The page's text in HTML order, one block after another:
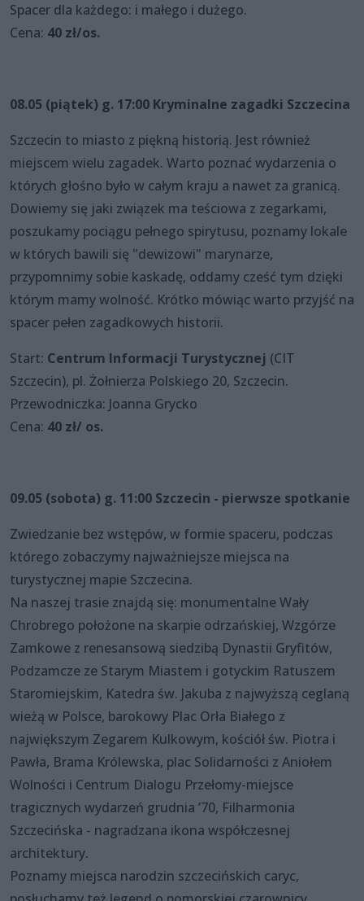
Spacer dla każdego: i małego i dużego.
Cena: 40 zł/os.
08.05 (piątek) g. 17:00 Kryminalne zagadki Szczecina
Szczecin to miasto z piękną historią. Jest również
miejscem wielu zagadek. Warto poznać wydarzenia o
których głośno było w całym kraju a nawet za granicą.
Dowiemy się jaki związek ma teściowa z zegarkami,
poszukamy pociągu pełnego spirytusu, poznamy lokale
w których bawili się "dewizowi" marynarze,
przypomnimy sobie kaskadę, oddamy cześć tym dzięki
którym mamy wolność. Krótko mówiąc warto przyjść na
spacer pełen zagadkowych historii.
Start: Centrum Informacji Turystycznej (CIT
Szczecin), pl. Żołnierza Polskiego 20, Szczecin.
Przewodniczka: Joanna Grycko
Cena: 40 zł/ os.
09.05 (sobota) g. 11:00 Szczecin - pierwsze spotkanie
Zwiedzanie bez wstępów, w formie spaceru, podczas
którego zobaczymy najważniejsze miejsca na
turystycznej mapie Szczecina.
Na naszej trasie znajdą się: monumentalne Wały
Chrobrego położone na skarpie odrzańskiej, Wzgórze
Zamkowe z renesansową siedzibą Dynastii Gryfitów,
Podzamcze ze Starym Miastem i gotyckim Ratuszem
Staromiejskim, Katedra św. Jakuba z najwyższą ceglaną
wieżą w Polsce, barokowy Plac Orła Białego z
największym Zegarem Kulkowym, kościół św. Piotra i
Pawła, Brama Królewska, plac Solidarności z Aniołem
Wolności i Centrum Dialogu Przełomy-miejsce
tragicznych wydarzeń grudnia ’70, Filharmonia
Szczecińska - nagradzana ikona współczesnej
architektury.
Poznamy miejsca narodzin szczecińskich caryc,